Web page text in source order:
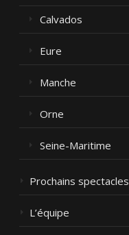
Calvados
Eure
Manche
Orne
Seine-Maritime
Prochains spectacles
L’équipe